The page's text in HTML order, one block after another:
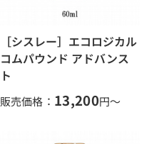
［シスレー］エコロジカル
コムパウンド アドバンス
ト
販売価格： 13,200円～